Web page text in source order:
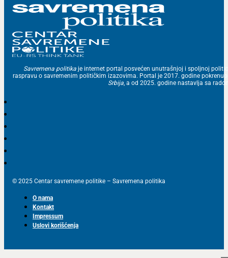
Savremena politika je internet portal posvećen unutrašnjoj i spoljnoj
raspravu o savremenim političkim izazovima. Portal je 2017. godine
Srbija, a od 2025. godine nastavlja sa
© 2025 Centar savremene politike – Savremena politika
O nama
Kontakt
Impressum
Uslovi korišćenja